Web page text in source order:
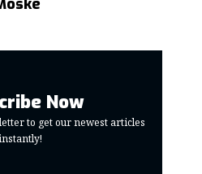
Now
to get our newest articles